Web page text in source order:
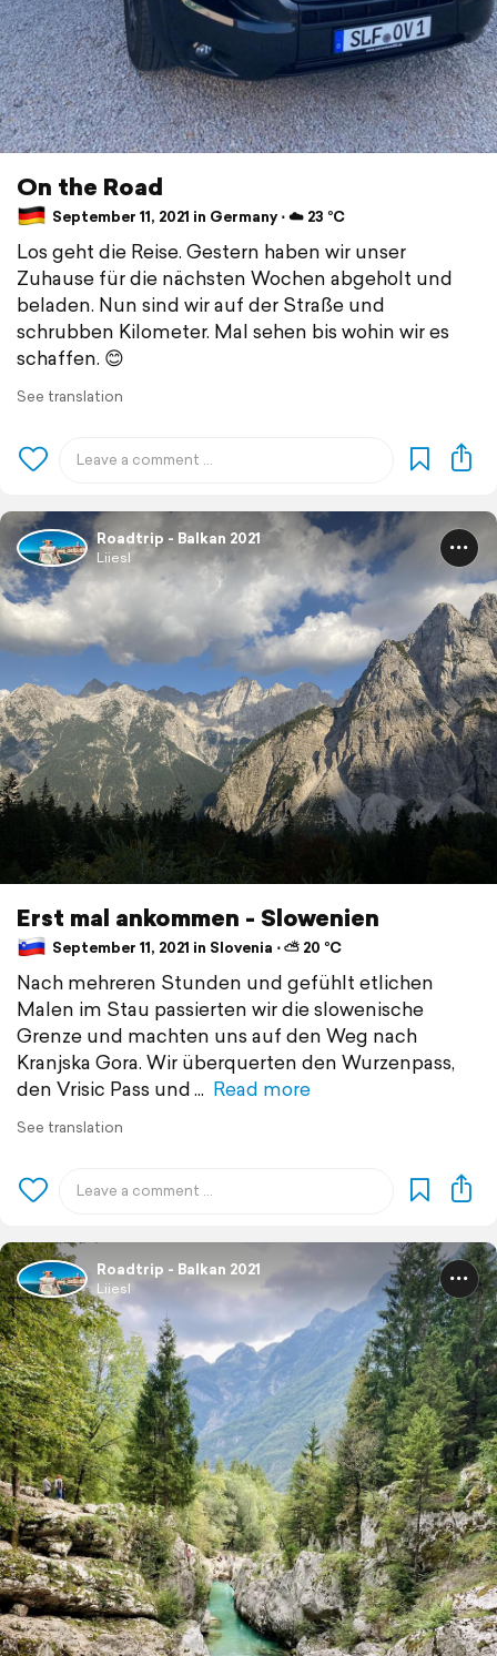
On the Road
September 11, 2021 in Germany ⋅ ☁️ 23 °C
Los geht die Reise. Gestern haben wir unser
Zuhause für die nächsten Wochen abgeholt und
beladen. Nun sind wir auf der Straße und
schrubben Kilometer. Mal sehen bis wohin wir es
schaffen. 😊
See translation
Roadtrip - Balkan 2021
Liiesl
Erst mal ankommen - Slowenien
September 11, 2021 in Slovenia ⋅ ⛅ 20 °C
Nach mehreren Stunden und gefühlt etlichen
Malen im Stau passierten wir die slowenische
Grenze und machten uns auf den Weg nach
Kranjska Gora. Wir überquerten den Wurzenpass,
den Vrisic Pass und
Read more
See translation
Roadtrip - Balkan 2021
Liiesl